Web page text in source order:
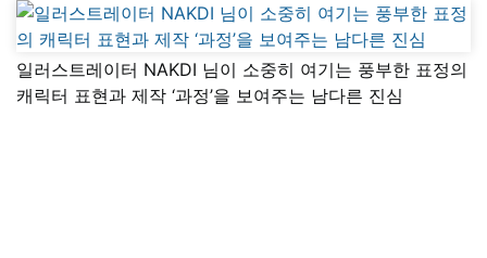
일러스트레이터 NAKDI 님이 소중히 여기는 풍부한 표정의
캐릭터 표현과 제작 ‘과정’을 보여주는 남다른 진심